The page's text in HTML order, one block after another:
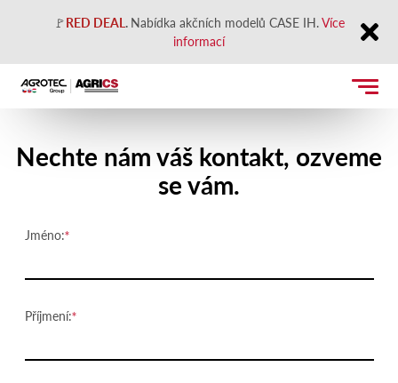
🚩RED DEAL. Nabídka akčních modelů CASE IH.Více
informací
Close
Nechte nám váš kontakt, ozveme
se vám.
Jméno:
Příjmení: